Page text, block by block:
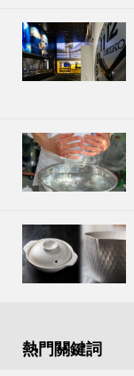
熱門關鍵詞